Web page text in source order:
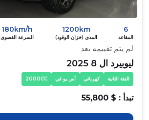
6
المقاعد
1200km
المدى (خزان الوقود)
180km/h
السرعة القصوى
لم يتم تقييمه بعد
ليوبيرد ال 8 2025
الفئة الثانية كهربائي أس يو في 2000CC
تبدأ : $ 55,800